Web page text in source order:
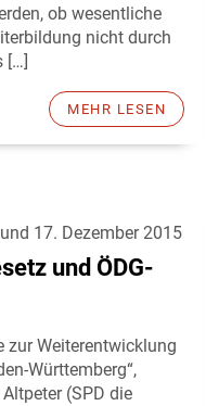
ob wesentliche
nicht durch
[…]
MEHR LESEN
17. Dezember 2015
und ÖDG-
zur Weiterentwicklung
Württemberg“,
(SPD die